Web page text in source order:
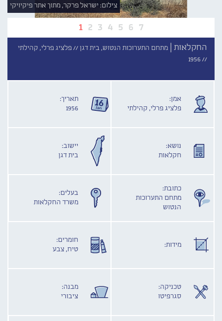
1 2 3 4 5 6 7
צילום: ישראל פרקר, מתוך אתר פיקיויקי
החקלאות | מתחם התערוכות הנטוש, בית דגן //פלציג פרלי, קהילתי
//
1956
אמן:
פלציג פרלי, קהילתי
תאריך:
1956
נושא:
חקלאות
יישוב:
בית דגן
כתובת:
מתחם התערוכות
הנטוש
בעלים:
משרד החקלאות
מידות:
חומרים:
טיח, צבע
טכניקה:
סגרפיטו
מבנה:
ציבורי